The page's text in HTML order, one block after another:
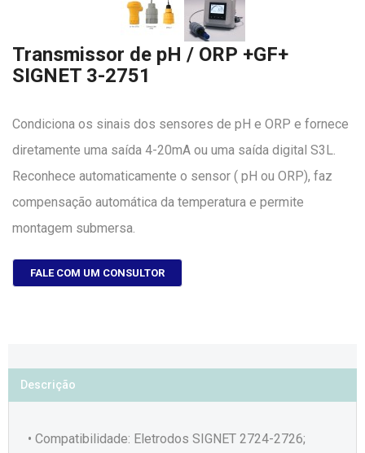
Transmissor de pH / ORP +GF+
SIGNET 3-2751
Condiciona os sinais dos sensores de pH e ORP e fornece
diretamente uma saída 4-20mA ou uma saída digital S3L.
Reconhece automaticamente o sensor ( pH ou ORP), faz
compensação automática da temperatura e permite
montagem submersa.
FALE COM UM CONSULTOR
Descrição
• Compatibilidade: Eletrodos SIGNET 2724-2726;